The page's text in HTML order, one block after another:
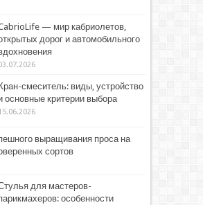
— мир кабриолетов,
дорог и автомобильного
Кран-смеситель: виды, устройство
основные критерии выбора
выращивания проса на
сортов
для мастеров-
особенности